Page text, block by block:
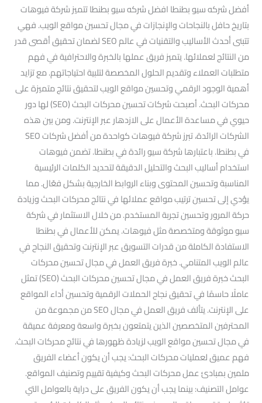
أفضل شركه سيو بطنطا افضل شركه سيو بطنطا تتميز شركة فيوهات
بتاريخ حافل بالنجاحات والإنجازات في مجال تحسين مواقع الويب. فهي
تتبنى أحدث الأساليب والتقنيات في عالم SEO لضمان تحقيق أقصى قدر
من النتائج لعملائها. يتميز فريق عملها بالخبرة والاحترافية في فهم
متطلبات العملاء وتقديم الحلول المخصصة لتلبية احتياجاتهم. مع تزايد
أهمية الوجود الرقمي وتحسين مواقع الويب لتحقيق نتائج متميزة على
محركات البحث. أصبحت شركات تحسين محركات البحث (SEO) لها دور
حيوي في مساعدة الأعمال على الازدهار عبر الإنترنت. ومن بين هذه
الشركات الرائدة، تبرز شركة فيوهات كواحدة من أفضل شركات SEO
في بطنطا. باعتبارها شركة سيو رائدة في بطنطا. تضمن فيوهات
استخدام أساليب البحث والتحليل الدقيقة لتحديد الكلمات الرئيسية
المناسبة وتحسين المحتوى وبناء الروابط الخارجية بشكل فعّال. مما
يؤدي إلى تحسين ترتيب مواقع عملائها في نتائج محركات البحث وزيادة
حركة المرور وتحسين تجربة المستخدم. من خلال الاستثمار في شركة
سيو موثوقة ومتخصصة مثل فيوهات. يمكن للأعمال في بطنطا
الاستفادة الكاملة من قدرات التسويق عبر الإنترنت وتحقيق النجاح في
عالم الويب المتنامي. خبرة فريق العمل في مجال تحسين محركات
البحث خبرة فريق العمل في مجال تحسين محركات البحث (SEO) تمثل
عاملًا حاسمًا في تحقيق نجاح الحملات الرقمية وتحسين أداء المواقع
على الإنترنت. يتألف فريق العمل في مجال SEO من مجموعة من
المحترفين المتخصصين الذين يتمتعون بخبرة واسعة ومعرفة عميقة
في مجال تحسين مواقع الويب لزيادة ظهورها في نتائج محركات البحث.
فهم عميق لعمليات محركات البحث: يجب أن يكون أعضاء الفريق
ملمين بمبادئ عمل محركات البحث وكيفية تقييم وتصنيف المواقع.
عوامل التصنيف: بينما يجب أن يكون الفريق على دراية بالعوامل التي